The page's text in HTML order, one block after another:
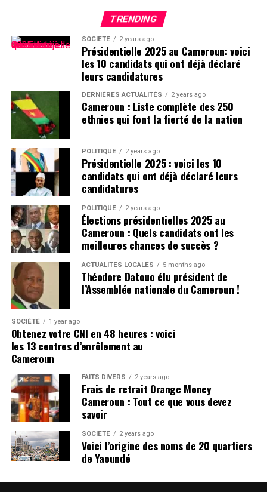
TRENDING
SOCIÉTÉ 2 years ago
Présidentielle 2025 au Cameroun: voici
les 10 candidats qui ont déjà déclaré
leurs candidatures
DERNIÈRES ACTUALITÉS 2 years ago
Cameroun : Liste complète des 250
ethnies qui font la fierté de la nation
POLITIQUE 2 years ago
Présidentielle 2025 : voici les 10
candidats qui ont déjà déclaré leurs
candidatures
POLITIQUE 2 years ago
Élections présidentielles 2025 au
Cameroun : Quels candidats ont les
meilleures chances de succès ?
ACTUALITÉS LOCALES 5 months ago
Théodore Datouo élu président de
l’Assemblée nationale du Cameroun !
SOCIÉTÉ 1 year ago
Obtenez votre CNI en 48 heures : voici
les 13 centres d’enrôlement au
Cameroun
FAITS DIVERS 2 years ago
Frais de retrait Orange Money
Cameroun : Tout ce que vous devez
savoir
SOCIÉTÉ 2 years ago
Voici l’origine des noms de 20 quartiers
de Yaoundé